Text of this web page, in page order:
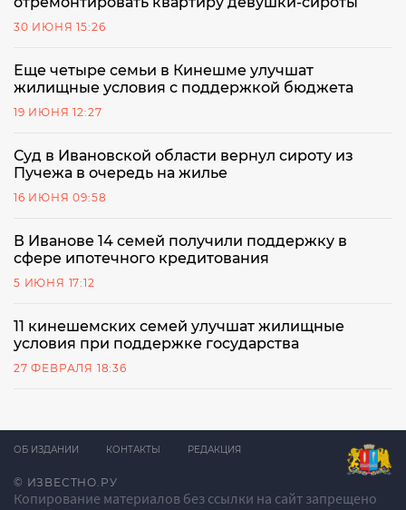
30 ИЮНЯ 15:26
Еще четыре семьи в Кинешме улучшат
жилищные условия с поддержкой бюджета
19 ИЮНЯ 12:27
Суд в Ивановской области вернул сироту из
Пучежа в очередь на жилье
16 ИЮНЯ 09:58
В Иванове 14 семей получили поддержку в
сфере ипотечного кредитования
5 ИЮНЯ 17:12
11 кинешемских семей улучшат жилищные
условия при поддержке государства
27 ФЕВРАЛЯ 18:36
© ИЗВЕСТНО.РУ
Копирование материалов без ссылки на сайт запрещено
ОБ ИЗДАНИИ КОНТАКТЫ РЕДАКЦИЯ